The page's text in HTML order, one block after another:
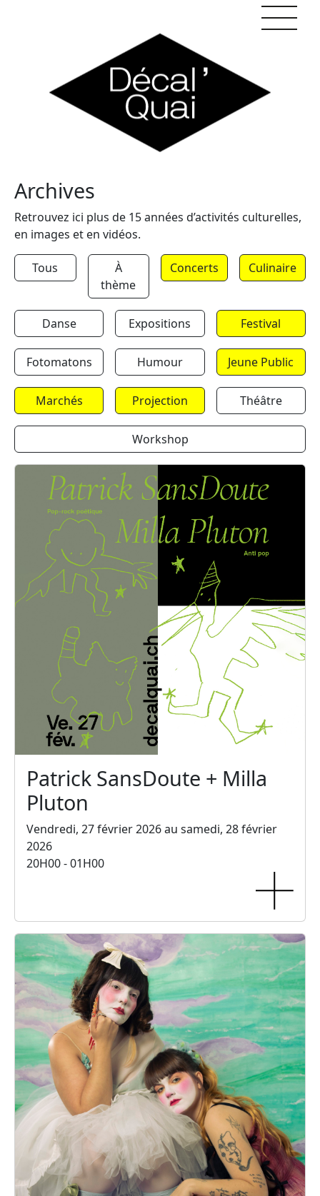
Archives
Retrouvez ici plus de 15 années d’activités culturelles,
en images et en vidéos.
Tous
À
thème
Concerts Culinaire
Danse Expositions Festival
Fotomatons Humour Jeune Public
Marchés Projection Théâtre
Workshop
Patrick SansDoute + Milla
Pluton
Vendredi, 27 février 2026 au samedi, 28 février
2026
20H00 - 01H00